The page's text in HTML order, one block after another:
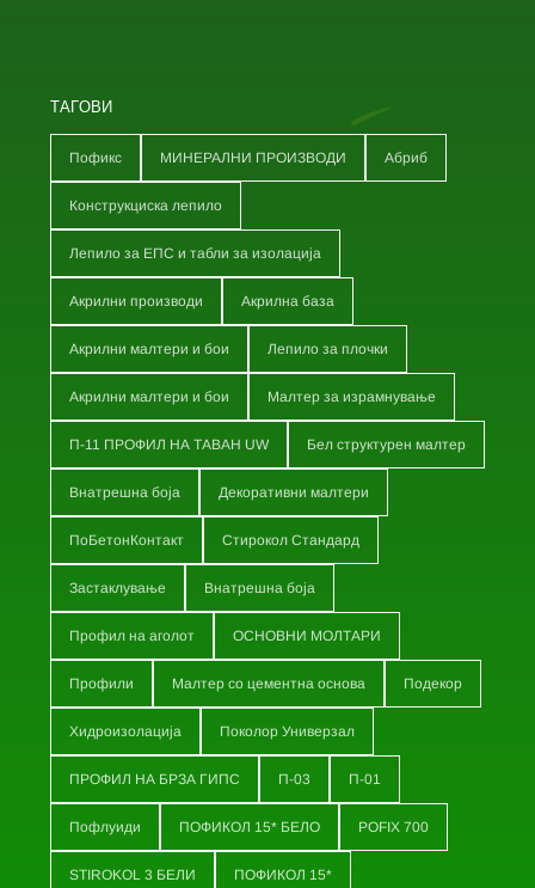
ТАГОВИ
Пофикс МИНЕРАЛНИ ПРОИЗВОДИ Абриб
Конструкциска лепило
Лепило за ЕПС и табли за изолација
Акрилни производи Акрилна база
Акрилни малтери и бои Лепило за плочки
Акрилни малтери и бои Малтер за израмнување
П-11 ПРОФИЛ НА ТАВАН UW Бел структурен малтер
Внатрешна боја Декоративни малтери
ПоБетонКонтакт Стирокол Стандард
Застаклување Внатрешна боја
Профил на аголот ОСНОВНИ МОЛТАРИ
Профили Малтер со цементна основа Подекор
Хидроизолација Поколор Универзал
ПРОФИЛ НА БРЗА ГИПС П-03 П-01
Пофлуиди ПОФИКОЛ 15* БЕЛО POFIX 700
STIROKOL 3 БЕЛИ ПОФИКОЛ 15*